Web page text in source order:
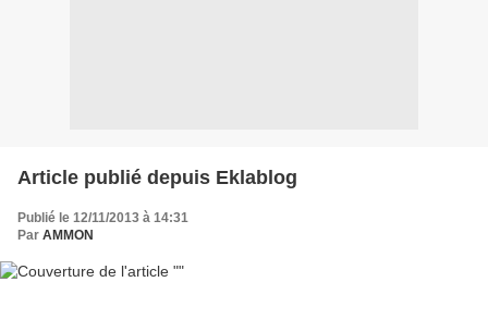
Article publié depuis Eklablog
Publié le 12/11/2013 à 14:31
Par AMMON